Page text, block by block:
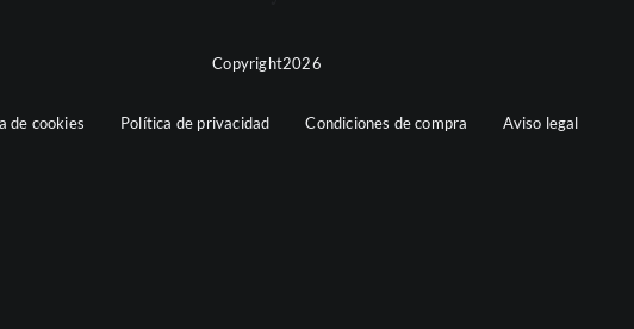
Copyright2026
de cookies Política de privacidad Condiciones de compra Aviso legal